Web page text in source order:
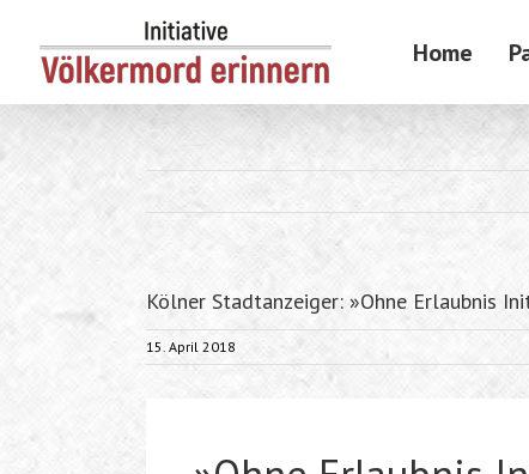
content
Home
Kölner Stadtanzeiger: »Ohne Erlaubnis
15. April 2018